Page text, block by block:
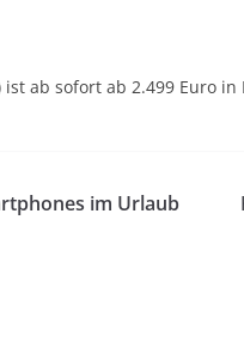
ist ab sofort ab 2.499 Euro
im Urlaub